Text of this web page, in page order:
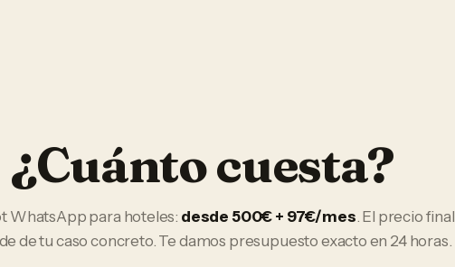
¿Cuánto cuesta?
WhatsApp para hoteles: desde 500€ + 97€/mes. El precio final
de tu caso concreto. Te damos presupuesto exacto en 24 horas.